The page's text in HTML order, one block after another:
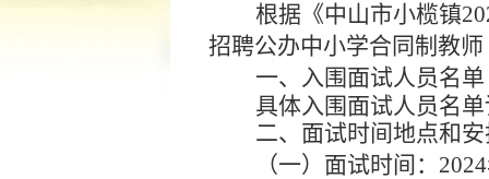
根据《中山市小榄镇
招聘公办中小学合同制教
一、 入围面试人员名单
具体入围面试人员名
二、 面试时间地点和
（一）面试时间：